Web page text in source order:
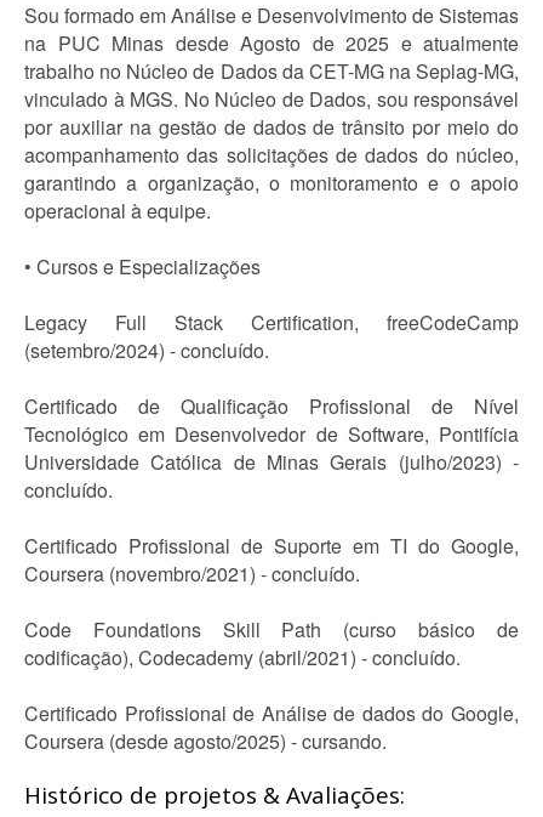
Sou formado em Análise e Desenvolvimento de Sistemas
na PUC Minas desde Agosto de 2025 e atualmente
trabalho no Núcleo de Dados da CET-MG na Seplag-MG,
vinculado à MGS. No Núcleo de Dados, sou responsável
por auxiliar na gestão de dados de trânsito por meio do
acompanhamento das solicitações de dados do núcleo,
garantindo a organização, o monitoramento e o apoio
operacional à equipe.
• Cursos e Especializações
Legacy Full Stack Certification, freeCodeCamp
(setembro/2024) - concluído.
Certificado de Qualificação Profissional de Nível
Tecnológico em Desenvolvedor de Software, Pontifícia
Universidade Católica de Minas Gerais (julho/2023) -
concluído.
Certificado Profissional de Suporte em TI do Google,
Coursera (novembro/2021) - concluído.
Code Foundations Skill Path (curso básico de
codificação), Codecademy (abril/2021) - concluído.
Certificado Profissional de Análise de dados do Google,
Coursera (desde agosto/2025) - cursando.
Histórico de projetos & Avaliações: